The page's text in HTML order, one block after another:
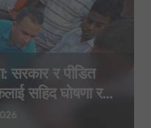
सरकार र पीडित
सहिद घोषणा र